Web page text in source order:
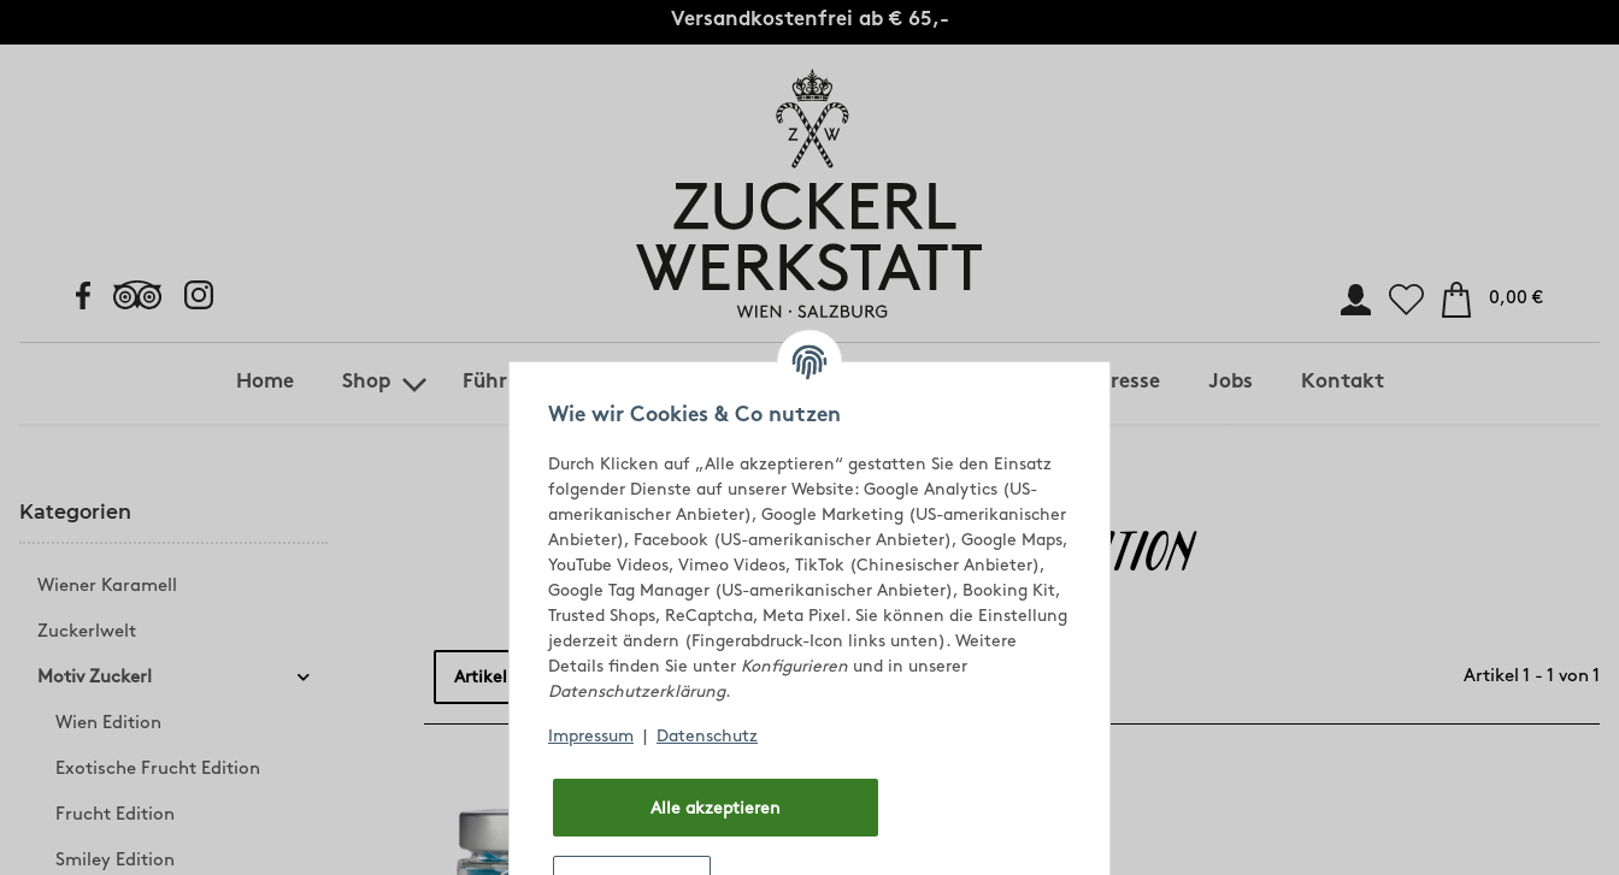
Versandkostenfrei ab € 65,-
0,00 €
Home Shop Führungen Standorte Presse Jobs Kontakt
Winter Edition
Artikel pro Seite Artikel 1 - 1 von 1
Kategorien
Wiener Karamell
Zuckerlwelt
Motiv Zuckerl
Wien Edition
Exotische Frucht Edition
Frucht Edition
Smiley Edition
Wie wir Cookies & Co nutzen
Durch Klicken auf „Alle akzeptieren“ gestatten Sie den Einsatz
folgender Dienste auf unserer Website: Google Analytics (US-
amerikanischer Anbieter), Google Marketing (US-amerikanischer
Anbieter), Facebook (US-amerikanischer Anbieter), Google Maps,
YouTube Videos, Vimeo Videos, TikTok (Chinesischer Anbieter),
Google Tag Manager (US-amerikanischer Anbieter), Booking Kit,
Trusted Shops, ReCaptcha, Meta Pixel. Sie können die Einstellung
jederzeit ändern (Fingerabdruck-Icon links unten). Weitere
Details finden Sie unter Konfigurieren und in unserer
Datenschutzerklärung.
Impressum Datenschutz
Alle akzeptieren